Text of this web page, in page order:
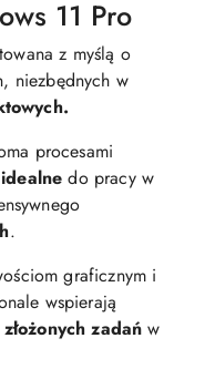
11 Pro
z myślą o
niezbędnych w
procesami
idealne do pracy w
.
graficznym i
wspierają
złożonych zadańw